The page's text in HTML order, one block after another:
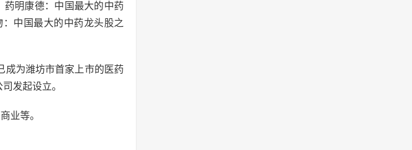
药明康德：中国最大的中药
中国最大的中药龙头股之
成为潍坊市首家上市的医药
发起设立。
业等。